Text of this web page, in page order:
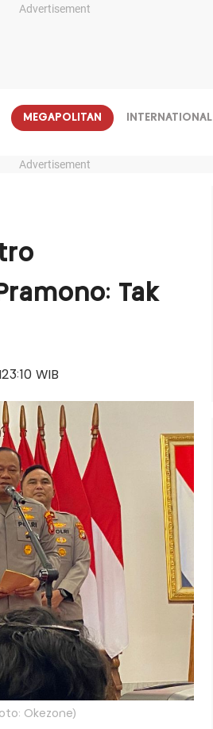
Advertisement
MEGAPOLITAN INTERNATIONAL
Advertisement
Tak
WIB
Okezone)